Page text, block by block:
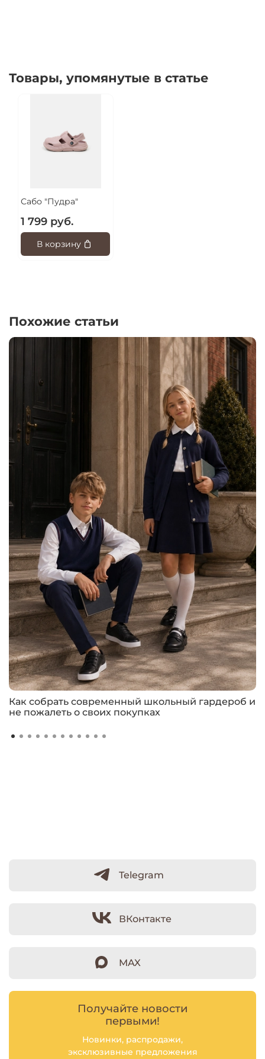
Товары, упомянутые в статье
Сабо "Пудра"
1 799 руб.
В корзину
Похожие статьи
Как собрать современный школьный гардероб и
не пожалеть о своих покупках
Telegram
ВКонтакте
MAX
Получайте новости
первыми!
Новинки, распродажи,
эксклюзивные предложения